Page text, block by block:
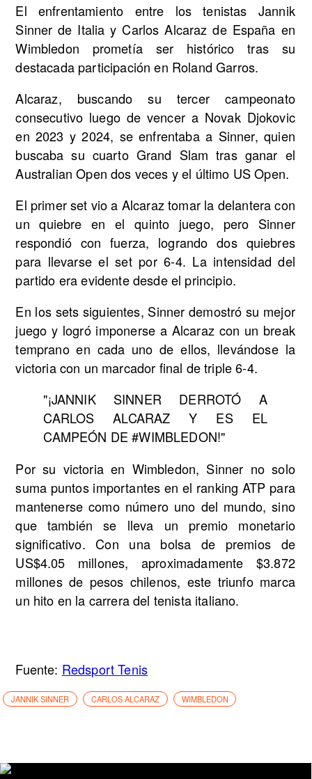
El enfrentamiento entre los tenistas Jannik
Sinner de Italia y Carlos Alcaraz de España en
Wimbledon prometía ser histórico tras su
destacada participación en Roland Garros.
Alcaraz, buscando su tercer campeonato
consecutivo luego de vencer a Novak Djokovic
en 2023 y 2024, se enfrentaba a Sinner, quien
buscaba su cuarto Grand Slam tras ganar el
Australian Open dos veces y el último US Open.
El primer set vio a Alcaraz tomar la delantera con
un quiebre en el quinto juego, pero Sinner
respondió con fuerza, logrando dos quiebres
para llevarse el set por 6-4. La intensidad del
partido era evidente desde el principio.
En los sets siguientes, Sinner demostró su mejor
juego y logró imponerse a Alcaraz con un break
temprano en cada uno de ellos, llevándose la
victoria con un marcador final de triple 6-4.
"¡JANNIK SINNER DERROTÓ A
CARLOS ALCARAZ Y ES EL
CAMPEÓN DE #WIMBLEDON!"
Por su victoria en Wimbledon, Sinner no solo
suma puntos importantes en el ranking ATP para
mantenerse como número uno del mundo, sino
que también se lleva un premio monetario
significativo. Con una bolsa de premios de
US$4.05 millones, aproximadamente $3.872
millones de pesos chilenos, este triunfo marca
un hito en la carrera del tenista italiano.
Fuente: Redsport Tenis
JANNIK SINNER CARLOS ALCARAZ WIMBLEDON